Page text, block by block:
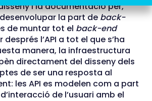
i la documentació per,
la part deback-
de muntar tot el back-end
l’API a tot el que s’ha
manera, la infraestructura
directament del disseny dels
de ser una resposta al
les API es modelen com a part
de l’usuari amb el